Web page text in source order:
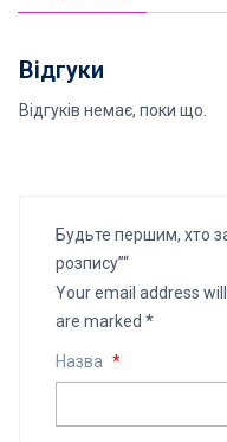
Відгуки
Відгуків немає, поки що.
Будьте першим, хто
розпису”“
Your email address
are marked *
Назва *